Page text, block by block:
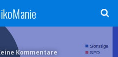
Kommentare